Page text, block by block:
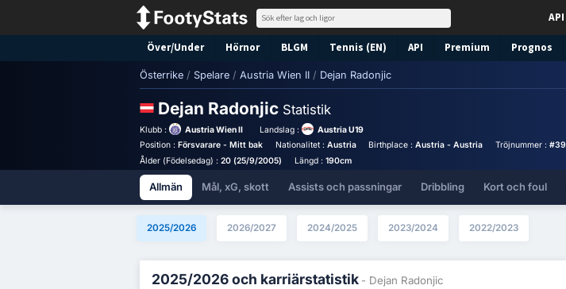
API
Över/Under Hörnor BLGM Tennis (EN) API Premium Prognos
Österrike / Spelare / Austria Wien II / Dejan Radonjic
Dejan Radonjic Statistik
Klubb : Austria Wien II Landslag :
Austria U19
Position : Försvarare - Mitt bak Nationalitet : Austria Birthplace :Austria - Austria Tröjnummer : #39
Ålder (Födelsedag) : 20 (25/9/2005) Längd : 190cm
Allmän Mål, xG, skott Assists och passningar Dribbling Kort och foul
2025/2026 2026/2027 2024/2025 2023/2024 2022/2023
2025/2026 och karriärstatistik - Dejan Radonjic